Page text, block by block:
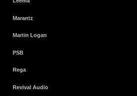
Marantz
Martin Logan
PSB
Rega
Revival Audio